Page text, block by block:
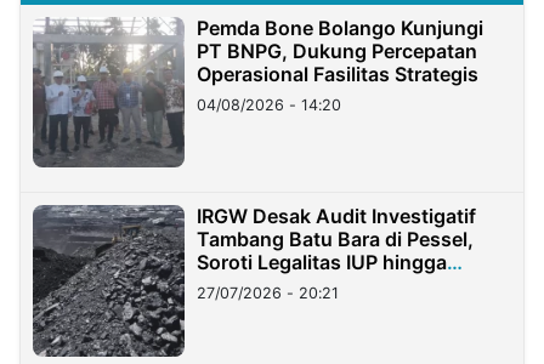
Pemda Bone Bolango Kunjungi
PT BNPG, Dukung Percepatan
Operasional Fasilitas Strategis
04/08/2026 - 14:20
IRGW Desak Audit Investigatif
Tambang Batu Bara di Pessel,
Soroti Legalitas IUP hingga
Stockpile
27/07/2026 - 20:21